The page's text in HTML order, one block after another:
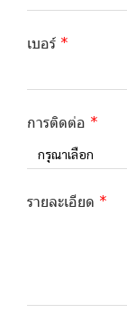
เบอร์
การติดต่อ
กรุณาเลือก
รายละเอียด